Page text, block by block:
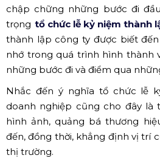
chập chững những bước đi
trọngtổ chức lễ kỷ niệm thành
thành lập công ty được biết
nhớ trong quá trình hình thành
những bước đi và điểm qua
Nhắc đến ý nghĩa tổ chức lễ
doanh nghiệp cũng cho đây là
hình ảnh, quảng bá thương
đến, đồng thời, khẳng định vị trí
thị trường.